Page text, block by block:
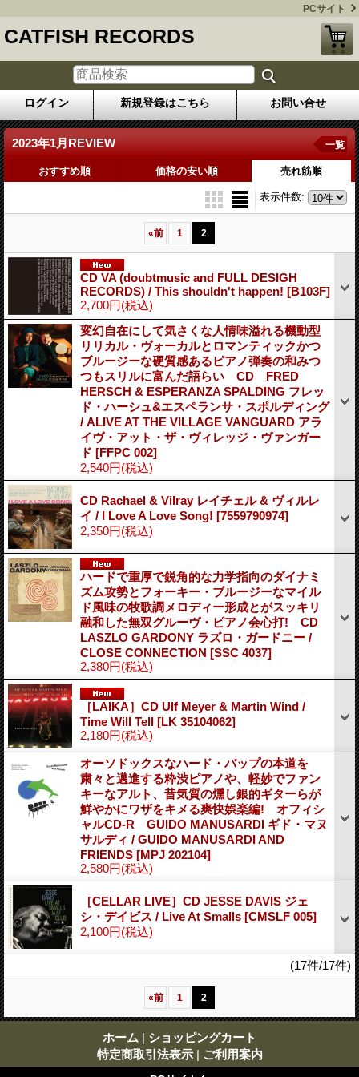
PCサイト
CATFISH RECORDS
ログイン 新規登録はこちら お問い合せ
2023年1月REVIEW 一覧
おすすめ順 価格の安い順 売れ筋順
表示件数:
«前 1 2
CD VA (doubtmusic and FULL DESIGH
RECORDS) / This shouldn't happen! [B103F]
2,700円(税込)
変幻自在にして気さくな人情味溢れる機動型
リリカル・ヴォーカルとロマンティックかつ
ブルージーな硬質感あるピアノ弾奏の和みつ
つもスリルに富んだ語らい CD FRED
HERSCH & ESPERANZA SPALDING フレッ
ド・ハーシュ&エスペランサ・スポルディング
/ ALIVE AT THE VILLAGE VANGUARD アラ
イヴ・アット・ザ・ヴィレッジ・ヴァンガー
ド [FFPC 002]
2,540円(税込)
CD Rachael & Vilray レイチェル & ヴィルレ
イ / I Love A Love Song! [7559790974]
2,350円(税込)
ハードで重厚で鋭角的な力学指向のダイナミ
ズム攻勢とフォーキー・ブルージーなマイル
ド風味の牧歌調メロディー形成とがスッキリ
融和した無双グルーヴ・ピアノ会心打! CD
LASZLO GARDONY ラズロ・ガードニー /
CLOSE CONNECTION [SSC 4037]
2,380円(税込)
［LAIKA］CD Ulf Meyer & Martin Wind /
Time Will Tell [LK 35104062]
2,180円(税込)
オーソドックスなハード・バップの本道を
粛々と邁進する粋渋ピアノや、軽妙でファン
キーなアルト、昔気質の燻し銀的ギターらが
鮮やかにワザをキメる爽快娯楽編! オフィシ
ャルCD-R GUIDO MANUSARDI ギド・マヌ
サルディ / GUIDO MANUSARDI AND
FRIENDS [MPJ 202104]
2,580円(税込)
［CELLAR LIVE］CD JESSE DAVIS ジェ
シ・デイビス / Live At Smalls [CMSLF 005]
2,100円(税込)
(17件/17件)
«前 1 2
ホーム | ショッピングカート
特定商取引法表示 | ご利用案内